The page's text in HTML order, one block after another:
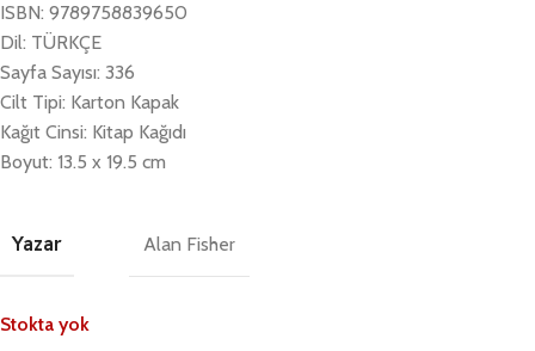
ISBN: 9789758839650
Dil: TÜRKÇE
Sayfa Sayısı: 336
Cilt Tipi: Karton Kapak
Kağıt Cinsi: Kitap Kağıdı
Boyut: 13.5 x 19.5 cm
Yazar Alan Fisher
Stokta yok